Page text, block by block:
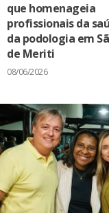
que homenageia
profissionais da
da podologia em
de Meriti
08/06/2026